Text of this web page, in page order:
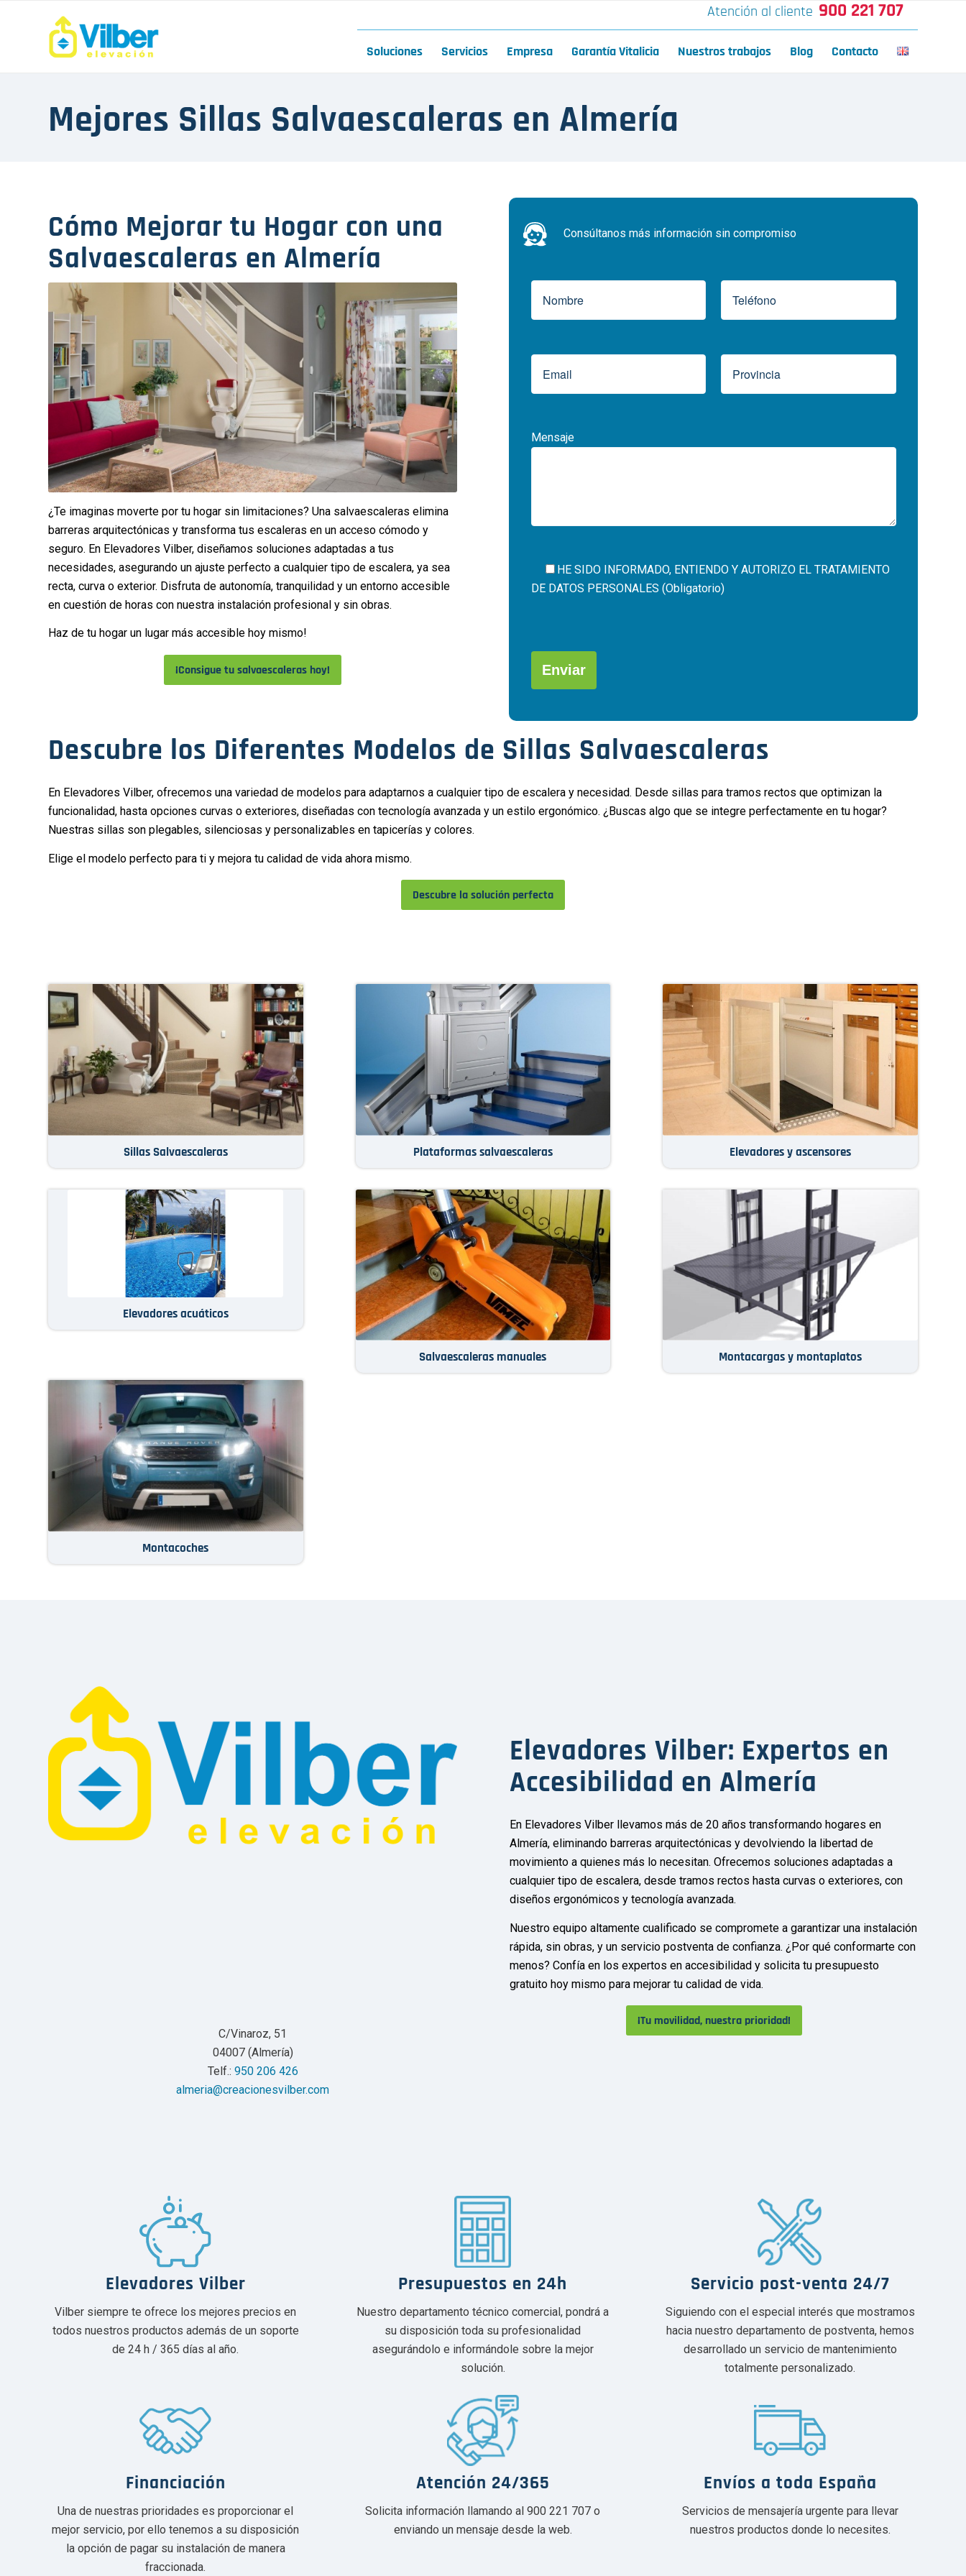
Atención al cliente 900 221 707
Soluciones Servicios Empresa Garantía Vitalicia Nuestros trabajos Blog Contacto
Mejores Sillas Salvaescaleras en Almería
Cómo Mejorar tu Hogar con una
Salvaescaleras en Almería
¿Te imaginas moverte por tu hogar sin limitaciones? Una salvaescaleras elimina
barreras arquitectónicas y transforma tus escaleras en un acceso cómodo y
seguro. En Elevadores Vilber, diseñamos soluciones adaptadas a tus
necesidades, asegurando un ajuste perfecto a cualquier tipo de escalera, ya sea
recta, curva o exterior. Disfruta de autonomía, tranquilidad y un entorno accesible
en cuestión de horas con nuestra instalación profesional y sin obras.
Haz de tu hogar un lugar más accesible hoy mismo!
¡Consigue tu salvaescaleras hoy!
Consúltanos más información sin compromiso
Mensaje
HE SIDO INFORMADO, ENTIENDO Y AUTORIZO EL TRATAMIENTO
DE DATOS PERSONALES (Obligatorio)
deja
vacío.
Descubre los Diferentes Modelos de Sillas Salvaescaleras
En Elevadores Vilber, ofrecemos una variedad de modelos para adaptarnos a cualquier tipo de escalera y necesidad. Desde sillas para tramos rectos que optimizan la
funcionalidad, hasta opciones curvas o exteriores, diseñadas con tecnología avanzada y un estilo ergonómico. ¿Buscas algo que se integre perfectamente en tu hogar?
Nuestras sillas son plegables, silenciosas y personalizables en tapicerías y colores.
Elige el modelo perfecto para ti y mejora tu calidad de vida ahora mismo.
Descubre la solución perfecta
Sillas Salvaescaleras Plataformas salvaescaleras Elevadores y ascensores
Elevadores acuáticos
Salvaescaleras manuales Montacargas y montaplatos
Montacoches
C/Vinaroz, 51
04007 (Almería)
Telf.: 950 206 426
almeria@creacionesvilber.com
Elevadores Vilber: Expertos en
Accesibilidad en Almería
En Elevadores Vilber llevamos más de 20 años transformando hogares en
Almería, eliminando barreras arquitectónicas y devolviendo la libertad de
movimiento a quienes más lo necesitan. Ofrecemos soluciones adaptadas a
cualquier tipo de escalera, desde tramos rectos hasta curvas o exteriores, con
diseños ergonómicos y tecnología avanzada.
Nuestro equipo altamente cualificado se compromete a garantizar una instalación
rápida, sin obras, y un servicio postventa de confianza. ¿Por qué conformarte con
menos? Confía en los expertos en accesibilidad y solicita tu presupuesto
gratuito hoy mismo para mejorar tu calidad de vida.
¡Tu movilidad, nuestra prioridad!
Elevadores Vilber
Vilber siempre te ofrece los mejores precios en
todos nuestros productos además de un soporte
de 24 h / 365 días al año.
Presupuestos en 24h
Nuestro departamento técnico comercial, pondrá a
su disposición toda su profesionalidad
asegurándolo e informándole sobre la mejor
solución.
Servicio post-venta 24/7
Siguiendo con el especial interés que mostramos
hacia nuestro departamento de postventa, hemos
desarrollado un servicio de mantenimiento
totalmente personalizado.
Financiación
Una de nuestras prioridades es proporcionar el
mejor servicio, por ello tenemos a su disposición
la opción de pagar su instalación de manera
fraccionada.
Atención 24/365
Solicita información llamando al 900 221 707 o
enviando un mensaje desde la web.
Envíos a toda España
Servicios de mensajería urgente para llevar
nuestros productos donde lo necesites.